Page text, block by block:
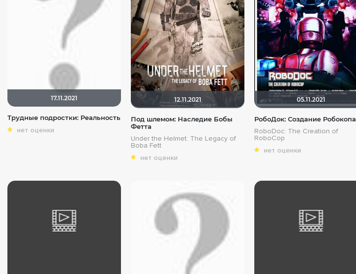
17.11.2021
Трудные подростки: Реальность
нет оценки
12.11.2021
Под шлемом: Наследие Бобы
Фетта
Under the Helmet: The Legacy of
Boba Fett
нет оценки
05.11.2021
РобоДок: Создание Робокопа
RoboDoc: The Creation of
RoboCop
нет оценки